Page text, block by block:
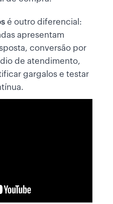
é outro diferencial:
apresentam
conversão por
de atendimento,
gargalos e testar